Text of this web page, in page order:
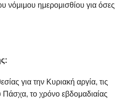
νόμιμου ημερομισθίου για όσες
για την Κυριακή αργία, τις
Πάσχα, το χρόνο εβδομαδιαίας